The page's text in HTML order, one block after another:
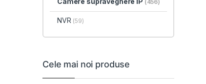
(456)
NVR (59)
Cele mai noi produse